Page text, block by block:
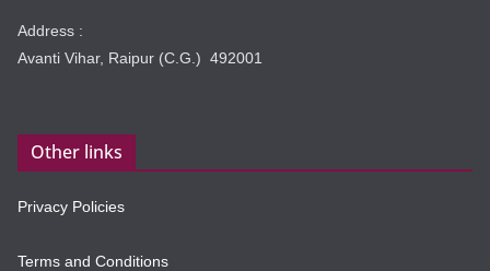
Address :
Avanti Vihar, Raipur (C.G.) 492001
Other links
Privacy Policies
Terms and Conditions